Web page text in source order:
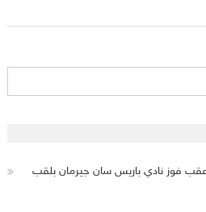
فوز نادي باريس سان جيرمان بلقب